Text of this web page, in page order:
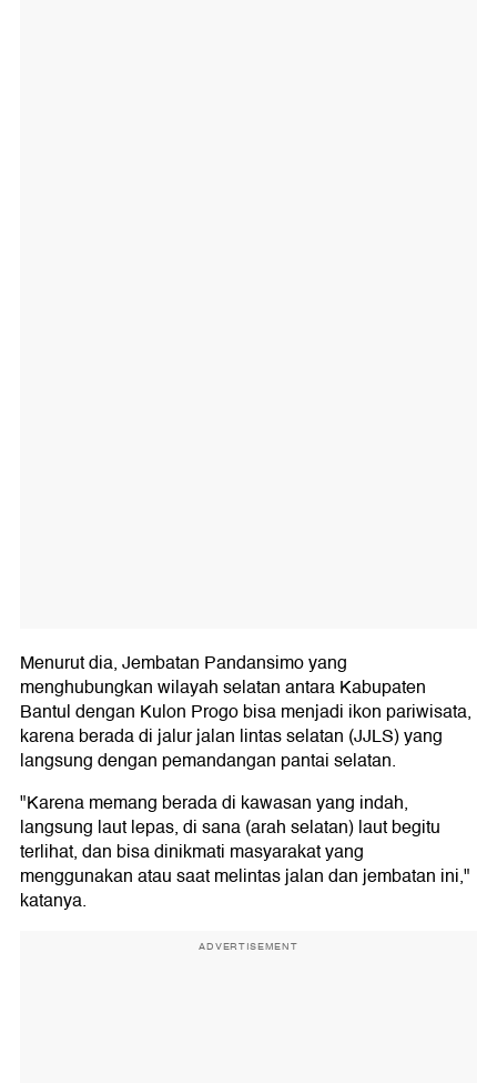
Menurut dia, Jembatan Pandansimo yang
menghubungkan wilayah selatan antara Kabupaten
Bantul dengan Kulon Progo bisa menjadi ikon pariwisata,
karena berada di jalur jalan lintas selatan (JJLS) yang
langsung dengan pemandangan pantai selatan.
"Karena memang berada di kawasan yang indah,
langsung laut lepas, di sana (arah selatan) laut begitu
terlihat, dan bisa dinikmati masyarakat yang
menggunakan atau saat melintas jalan dan jembatan ini,"
katanya.
ADVERTISEMENT